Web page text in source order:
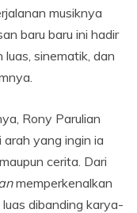
musiknya
baru baru ini hadir
sinematik, dan
Rony Parulian
yang ingin ia
cerita. Dari
memperkenalkan
dibanding karya-